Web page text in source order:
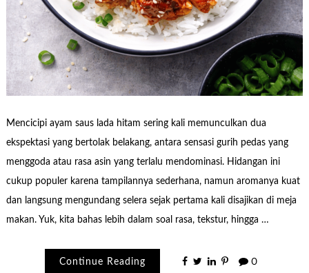
Mencicipi ayam saus lada hitam sering kali memunculkan dua
ekspektasi yang bertolak belakang, antara sensasi gurih pedas yang
menggoda atau rasa asin yang terlalu mendominasi. Hidangan ini
cukup populer karena tampilannya sederhana, namun aromanya kuat
dan langsung mengundang selera sejak pertama kali disajikan di meja
makan. Yuk, kita bahas lebih dalam soal rasa, tekstur, hingga …
Continue Reading 0